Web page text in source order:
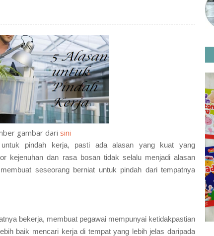
gambar dari sini
untuk pindah kerja, pasti ada alasan yang kuat yang
kejenuhan dan rasa bosan tidak selalu menjadi alasan
seseorang berniat untuk pindah dari tempatnya
bekerja, membuat pegawai mempunyai ketidakpastian
baik mencari kerja di tempat yang lebih jelas daripada